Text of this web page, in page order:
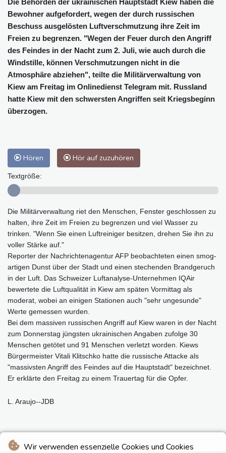
Wir verwenden essenzielle Cookies und Cookies
Bewohner aufgefordert, wegen der durch russischen
Beschuss ausgelösten Luftverschmutzung ihre Zeit im
Freien zu begrenzen. "Wegen der Feuer durch den Angriff
des Feindes in der Nacht zum 2. Juli, wie auch durch die
Windstille, können Verschmutzungen nicht in die
Atmosphäre abziehen", teilte die Militärverwaltung von
Kiew am Freitag im Onlinedienst Telegram mit. Russland
hatte Kiew mit den schwersten Angriffen seit Kriegsbeginn
überzogen.
Hören Hör auf zuzuhören
Textgröße:
Die Militärverwaltung riet den Menschen, Fenster geschlossen zu
halten, ihre Zeit im Freien zu begrenzen und viel Wasser zu
trinken. "Wenn Sie einen Luftreiniger besitzen, drehen Sie ihn zu
voller Stärke auf."
Reporter der Nachrichtenagentur AFP beobachteten einen smog-
artigen Dunst über der Stadt und einen stechenden Brandgeruch
in der Luft. Das Schweizer Luftanalyse-Unternehmen IQAir
bewertete die Luftqualität in Kiew am späten Vormittag als
moderat, wobei an einigen Stationen auch "sehr ungesunde"
Werte gemessen wurden.
Bei dem massiven russischen Angriff auf Kiew waren in der Nacht
zum Donnerstag jüngsten ukrainischen Angaben zufolge 30
Menschen getötet und 91 Menschen verletzt worden. Kiews
Bürgermeister Vitali Klitschko hatte die russische Attacke als
"massivsten Angriff des Feindes auf die Hauptstadt" bezeichnet.
Er erklärte den Freitag zu einem Trauertag für die Opfer.
L. Araujo--JDB